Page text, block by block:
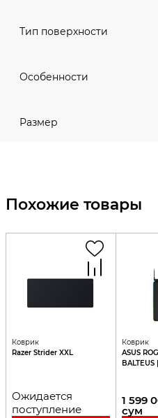
Тип поверхности
Особенности
Размер
Похожие товары
Коврик
Razer Strider XXL
Ожидается
поступление
Коврик
ASUS
1 599
сум